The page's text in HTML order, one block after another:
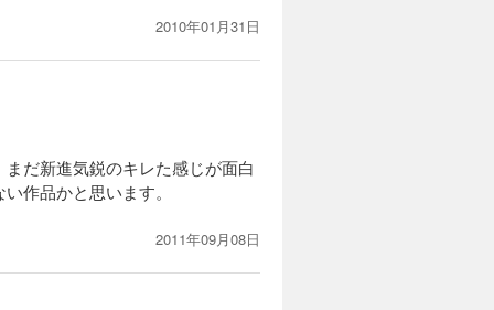
2010年01月31日
だ新進気鋭のキレた感じが面白
作品かと思います。
2011年09月08日